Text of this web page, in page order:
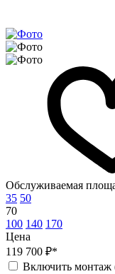
Обслуживаемая
35 50
70
100 140 170
Цена
119 700 ₽*
Включить монтаж